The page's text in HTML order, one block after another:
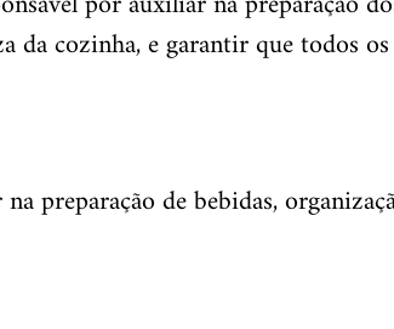
da cozinha, e garantir que todos
preparação de bebidas,